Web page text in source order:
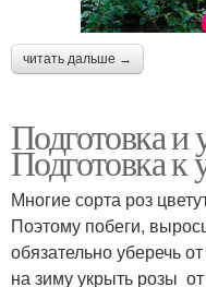
читать дальше →
Подготовка и
Подготовка
Многие сорта роз
Поэтому побеги,
обязательно уберечь
на зиму укрыть розы